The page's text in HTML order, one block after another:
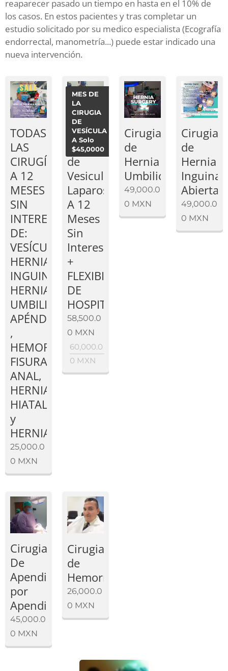
reaparecer pasado un tiempo en hasta en el 10% de
los casos. En estos pacientes y tras completar un
estudio solicitado por su medico especialista (Ecografía
endorrectal, manometría...) puede estar indicado una
nueva intervención.
TODAS
LAS
CIRUGÍAS
A 12
MESES
SIN
INTERESES
DE:
VESÍCULA,
HERNIA
INGUINAL,
HERNIA
UMBILICAL,
APÉNDICE
,
HEMORROIDES,
FISURA
ANAL,
HERNIA
HIATAL
y
HERNIAS
25,000.0
0 MXN
Precio
Cirugia
de
Vesicula
Laparoscopica
A 12
Meses
Sin
Intereses
+
FLEXIBILIDAD
DE
HOSPITALES
MES DE
LA
CIRUGIA
DE
VESÍCULA
A Solo
$45,0000
58,500.0
0 MXN
60,000.0
0 MXN
Cirugia
de
Hernia
Umbilical
49,000.0
0 MXN
Cirugia
de
Hernia
Inguinal
Abierta
49,000.0
0 MXN
Cirugia
De
Apendice
por
Apendicitis
45,000.0
0 MXN
Cirugia
de
Hemorroides
26,000.0
0 MXN